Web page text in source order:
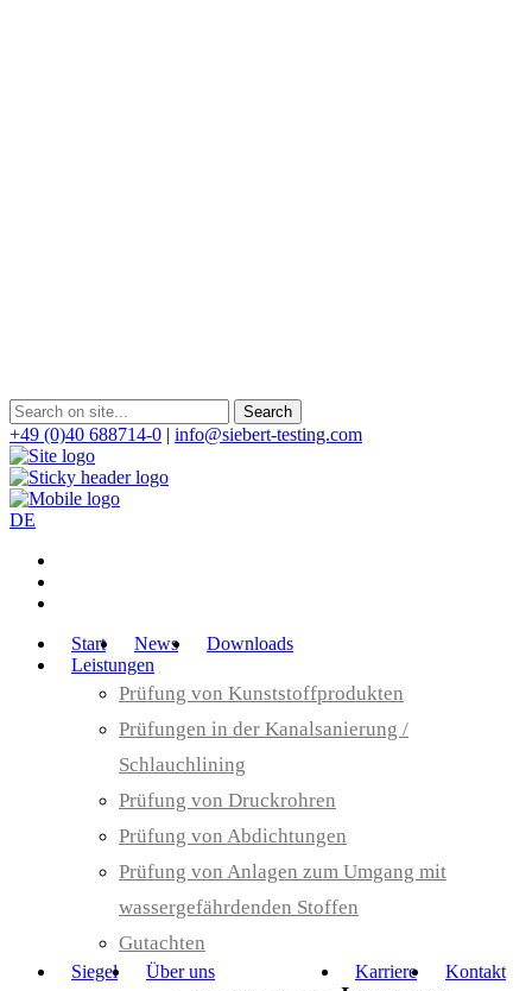
+49 (0)40 688714-0 | info@siebert-testing.com
DE
Start News
Downloads
Leistungen
Prüfung von Kunststoffprodukten
Prüfungen in der Kanalsanierung /
Schlauchlining
Prüfung von Druckrohren
Prüfung von Abdichtungen
Prüfung von Anlagen zum Umgang mit
wassergefährdenden Stoffen
Gutachten
Siegel Über uns Karriere Kontakt